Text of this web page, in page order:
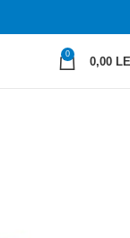
0
0,00